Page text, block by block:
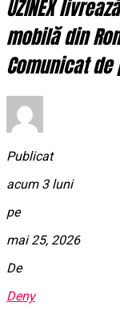
UZINEX
mobilă din
Comunicat de
Publicat
acum 3 luni
pe
mai 25, 2026
De
Deny